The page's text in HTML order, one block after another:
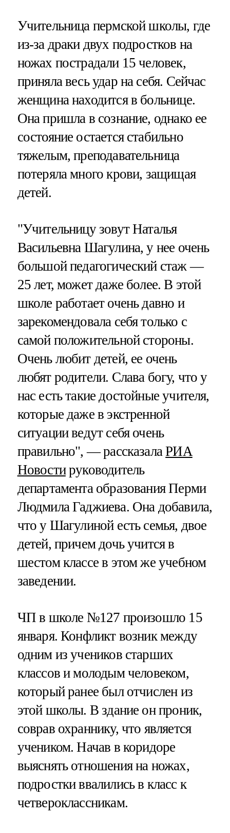
Учительница пермской школы, где
из-за драки двух подростков на
ножах пострадали 15 человек,
приняла весь удар на себя. Сейчас
женщина находится в больнице.
Она пришла в сознание, однако ее
состояние остается стабильно
тяжелым, преподавательница
потеряла много крови, защищая
детей.
"Учительницу зовут Наталья
Васильевна Шагулина, у нее очень
большой педагогический стаж —
25 лет, может даже более. В этой
школе работает очень давно и
зарекомендовала себя только с
самой положительной стороны.
Очень любит детей, ее очень
любят родители. Слава богу, что у
нас есть такие достойные учителя,
которые даже в экстренной
ситуации ведут себя очень
правильно", — рассказалаРИА
Новостируководитель
департамента образования Перми
Людмила Гаджиева. Она добавила,
что у Шагулиной есть семья, двое
детей, причем дочь учится в
шестом классе в этом же учебном
заведении.
ЧП в школе №127 произошло 15
января. Конфликт возник между
одним из учеников старших
классов и молодым человеком,
который ранее был отчислен из
этой школы. В здание он проник,
соврав охраннику, что является
учеником. Начав в коридоре
выяснять отношения на ножах,
подростки ввалились в класс к
четвероклассникам.